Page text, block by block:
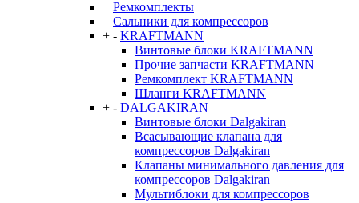
Ремкомплекты
Сальники для компрессоров
+ - KRAFTMANN
Винтовые блоки KRAFTMANN
Прочие запчасти KRAFTMANN
Ремкомплект KRAFTMANN
Шланги KRAFTMANN
+ - DALGAKIRAN
Винтовые блоки Dalgakiran
Всасывающие клапана для
компрессоров Dalgakiran
Клапаны минимального давления для
компрессоров Dalgakiran
Мультиблоки для компрессоров